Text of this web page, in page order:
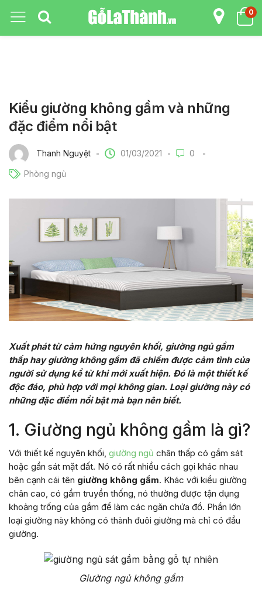
0
Kiểu giường không gầm và những
đặc điểm nổi bật
Thanh Nguyệt 01/03/2021 0
Phòng ngủ
Xuất phát từ cảm hứng nguyên khối, giường ngủgầm
thấphay giường không gầm đã chiếm được cảm tình của
người sử dụng kể từ khi mới xuất hiện. Đó là một thiết kế
độc đáo, phù hợp với mọi không gian. Loại giường này có
những đặc điểm nổi bật mà bạn nên biết.
1. Giường ngủ không gầm là gì?
Với thiết kế nguyên khối, giường ngủ chân thấp có gầm sát
hoặc gần sát mặt đất. Nó có rất nhiều cách gọi khác nhau
bên cạnh cái tên giường không gầm. Khác với kiểu giường
chân cao, có gầm truyền thống, nó thường được tận dụng
khoảng trống của gầm để làm các ngăn chứa đồ. Phần lớn
loại giường này không có thành đuôi giường mà chỉ có đầu
giường.
Giường ngủ không gầm